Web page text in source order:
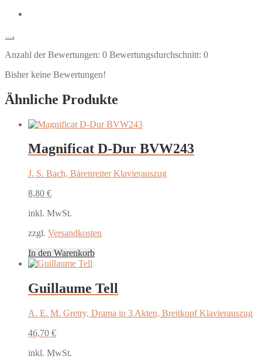
Anzahl der Bewertungen: 0 Bewertungsdurchschnitt: 0
Bisher keine Bewertungen!
Ähnliche Produkte
Magnificat D-Dur BVW243
J. S. Bach, Bärenreiter Klavierauszug
8,80 €
inkl. MwSt.
zzgl. Versandkosten
In den Warenkorb
Guillaume Tell
A. E. M. Gretry, Drama in 3 Akten, Breitkopf Klavierauszug
46,70 €
inkl. MwSt.